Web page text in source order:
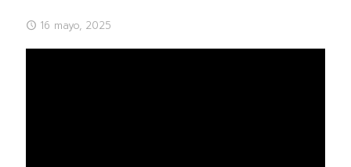
16 mayo, 2025